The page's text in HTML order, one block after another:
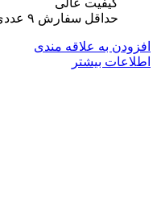
کیفیت عالی
حداقل سفارش ٩ عددی (هر سایز پک ٣ عددی)
افزودن به علاقه مندی
اطلاعات بیشتر